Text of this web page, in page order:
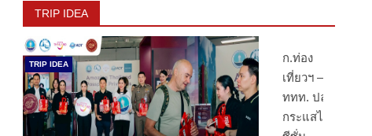
TRIP IDEA
TRIP IDEA
ก.ท่อง
เที่ยวฯ –
ททท. ปลุก
กระแสไฮ